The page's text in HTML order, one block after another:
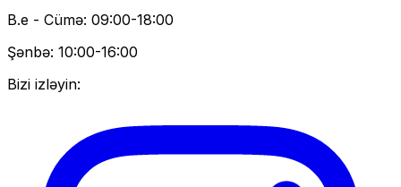
B.e - Cümə: 09:00-18:00
Şənbə: 10:00-16:00
Bizi izləyin: